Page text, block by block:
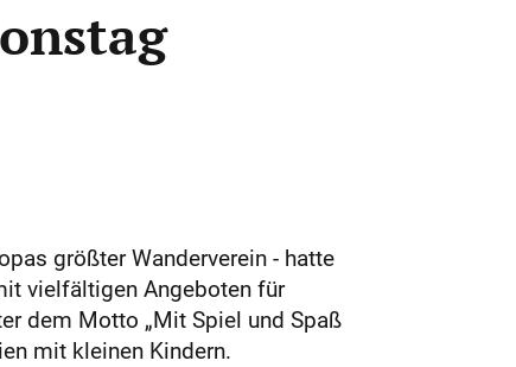
größter Wanderverein - hatte
vielfältigen Angeboten für
dem Motto „Mit Spiel und Spaß
mit kleinen Kindern.